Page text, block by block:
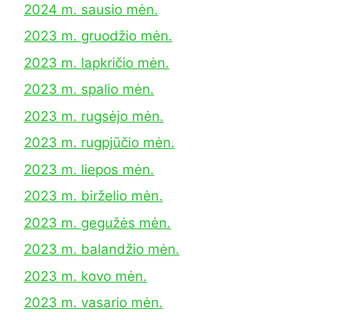
2024 m. sausio mėn.
2023 m. gruodžio mėn.
2023 m. lapkričio mėn.
2023 m. spalio mėn.
2023 m. rugsėjo mėn.
2023 m. rugpjūčio mėn.
2023 m. liepos mėn.
2023 m. birželio mėn.
2023 m. gegužės mėn.
2023 m. balandžio mėn.
2023 m. kovo mėn.
2023 m. vasario mėn.